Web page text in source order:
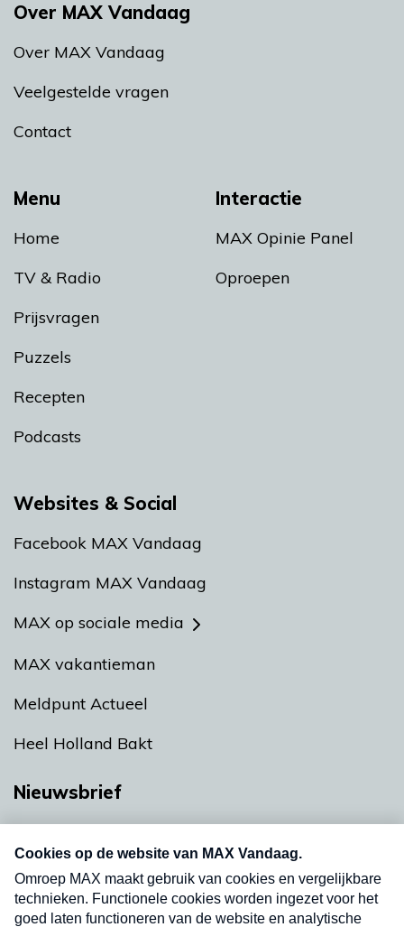
Menu
Home
TV & Radio
Prijsvragen
Puzzels
Recepten
Podcasts
Interactie
MAX Opinie Panel
Oproepen
Over MAX Vandaag
Over MAX Vandaag
Veelgestelde vragen
Contact
Websites & Social
Facebook MAX Vandaag
Instagram MAX Vandaag
MAX op sociale media
MAX vakantieman
Meldpunt Actueel
Heel Holland Bakt
Nieuwsbrief
nieuwsbrief. Elke vrijdag- en dinsdagochtend in
uw mailbox.
Verzend